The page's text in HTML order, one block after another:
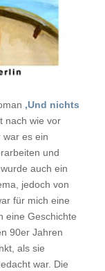
‚Und nichts
nach wie vor
war es ein
und
auch ein
jedoch von
für mich eine
eine Geschichte
90er Jahren
als sie
war. Die